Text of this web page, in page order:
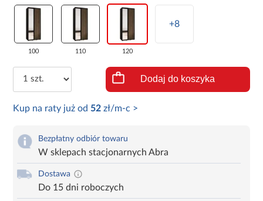
100 110 120
+8
Dodaj do koszyka
Kup na raty już od 52 zł/m-c >
Bezpłatny odbiór towaru
W sklepach stacjonarnych Abra
Dostawa
Do 15 dni roboczych